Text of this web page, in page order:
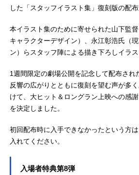
を手伝うことに
イバーとして歌
しずつ打ち解け
へと連れ戻す不
れは、まだ誰も
ぐや姫」の物語
姫！放...
した「スタッフイラスト集」復刻版の配布
本イラスト集のために寄せられた山下監
キャラクターデザイン）、永江彰浩氏（
ン）らスタッフ陣による描き下ろしイラ
1週間限定の劇場公開を記念して配布され
反響の広がりとともに復刻を望む声が多
けて、大ヒット＆ロングラン上映への感
を決定しました。
初回配布時に入手できなかったという方
入れてください。
入場者特典第8弾